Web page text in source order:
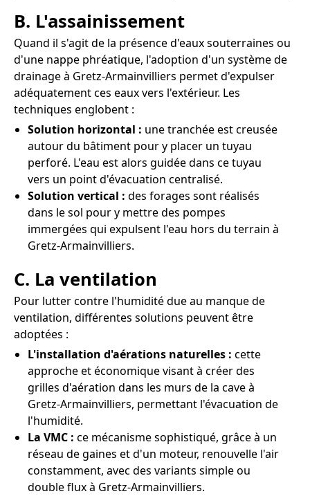
B. L'assainissement
Quand il s'agit de la présence d'eaux souterraines ou
d'une nappe phréatique, l'adoption d'un système de
drainage à Gretz-Armainvilliers permet d'expulser
adéquatement ces eaux vers l'extérieur. Les
techniques englobent :
Solution horizontal : une tranchée est creusée
autour du bâtiment pour y placer un tuyau
perforé. L'eau est alors guidée dans ce tuyau
vers un point d'évacuation centralisé.
Solution vertical : des forages sont réalisés
dans le sol pour y mettre des pompes
immergées qui expulsent l'eau hors du terrain à
Gretz-Armainvilliers.
C. La ventilation
Pour lutter contre l'humidité due au manque de
ventilation, différentes solutions peuvent être
adoptées :
L'installation d'aérations naturelles : cette
approche et économique visant à créer des
grilles d'aération dans les murs de la cave à
Gretz-Armainvilliers, permettant l'évacuation de
l'humidité.
La VMC : ce mécanisme sophistiqué, grâce à un
réseau de gaines et d'un moteur, renouvelle l'air
constamment, avec des variants simple ou
double flux à Gretz-Armainvilliers.